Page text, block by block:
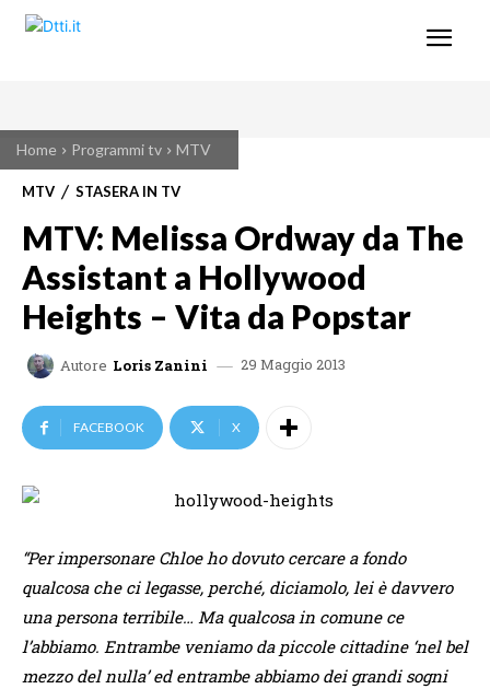
Home Programmi tv MTV
MTV STASERA IN TV
MTV: Melissa Ordway da The
Assistant a Hollywood
Heights – Vita da Popstar
Autore Loris Zanini 29 Maggio 2013
FACEBOOK X
“Per impersonare Chloe ho dovuto cercare a fondo
qualcosa che ci legasse, perché, diciamolo, lei è davvero
una persona terribile… Ma qualcosa in comune ce
l’abbiamo. Entrambe veniamo da piccole cittadine ‘nel bel
mezzo del nulla’ ed entrambe abbiamo dei grandi sogni